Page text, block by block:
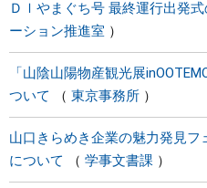
Ｄｌやまぐち号 最終運行出発
ーション推進室
「山陰山陽物産観光展
ついて
東京事務所
山口きらめき企業の魅力発見
について
学事文書課